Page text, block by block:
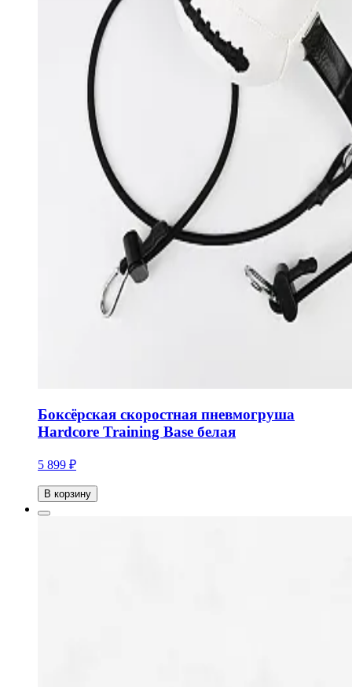
Боксёрская скоростная пневмогруша
Hardcore Training Base белая
5 899 ₽
В корзину